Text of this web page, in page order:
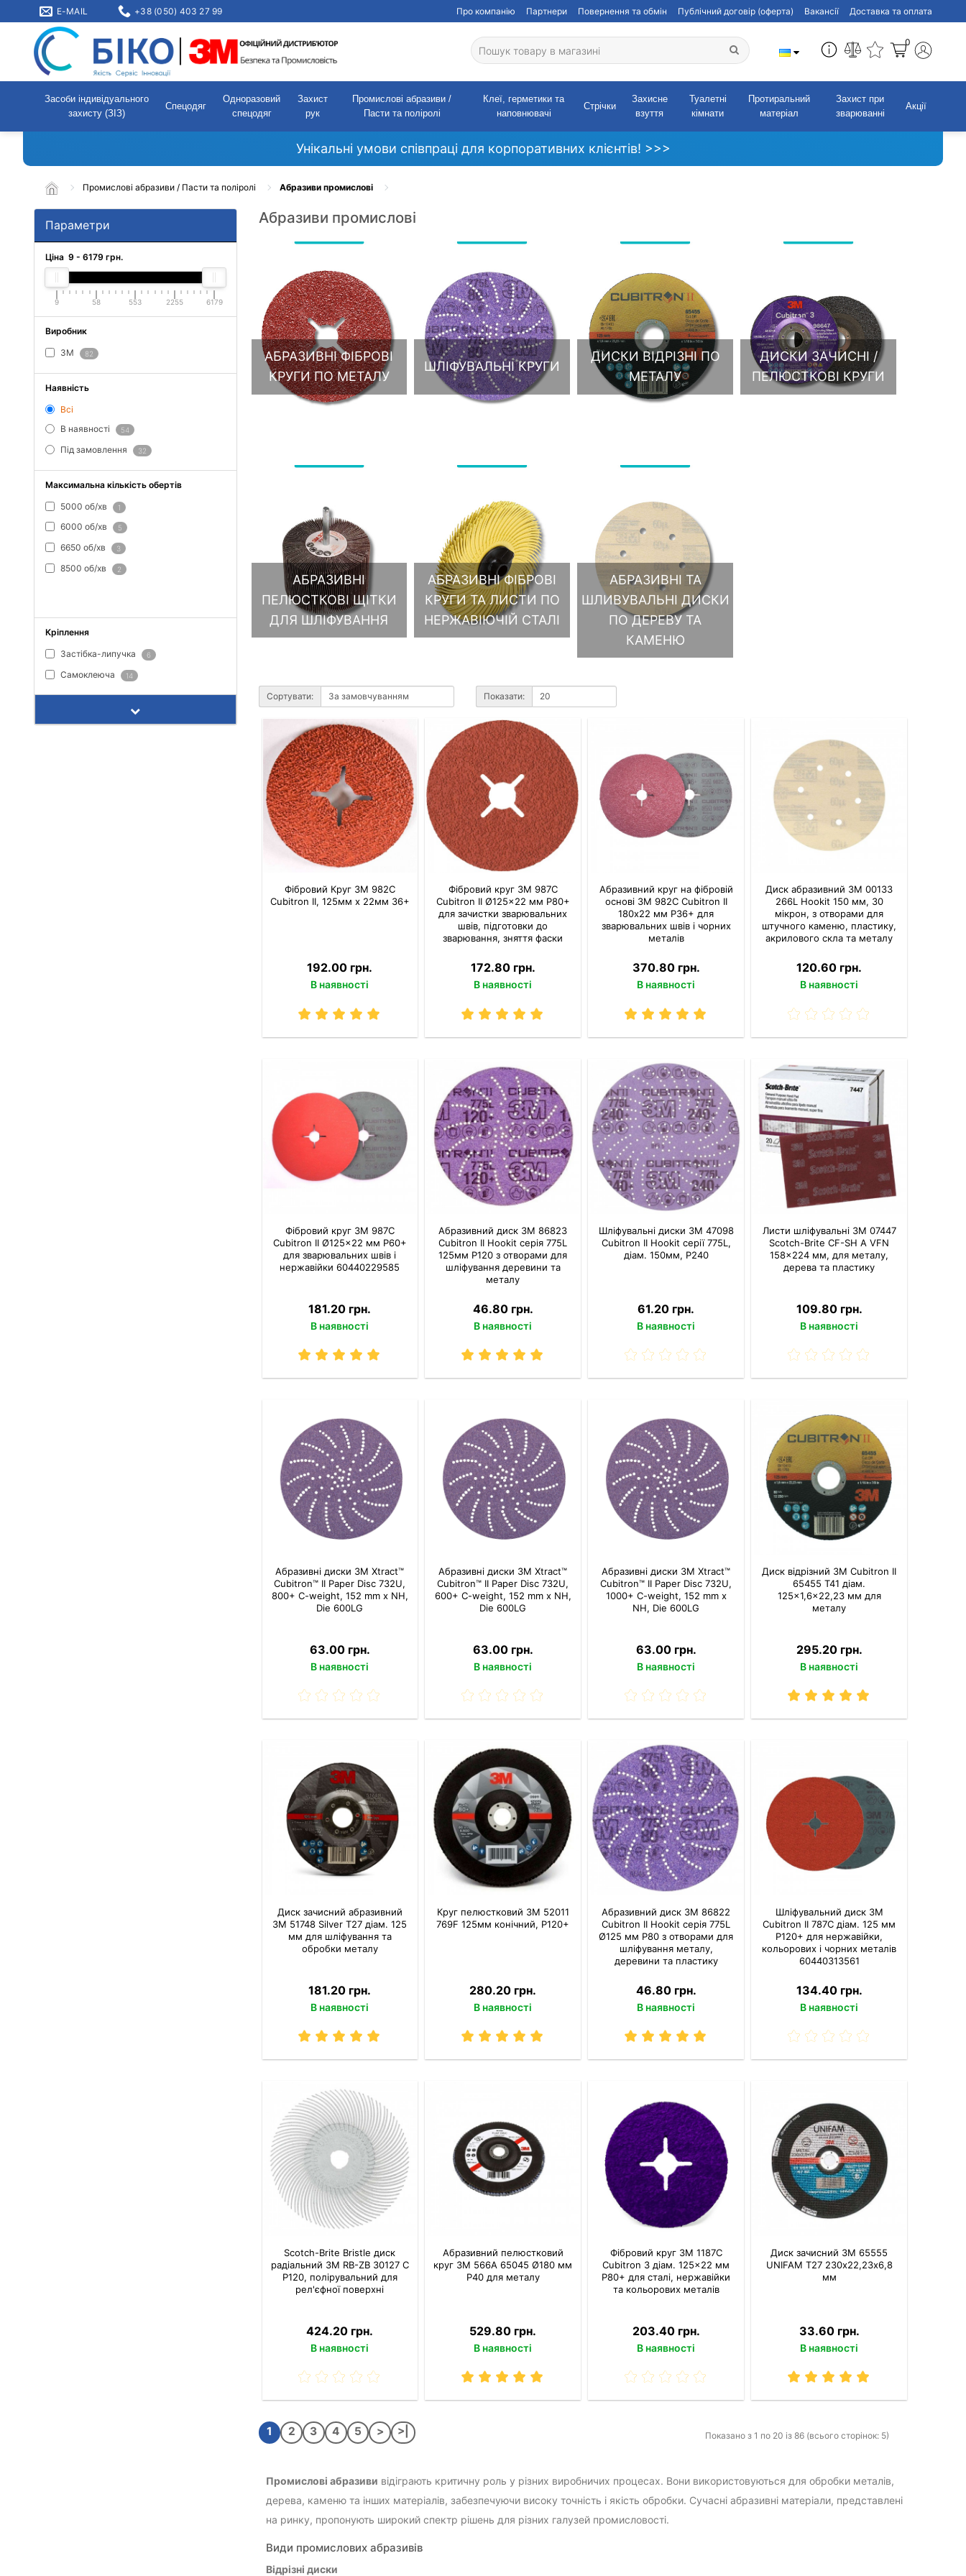
E-MAIL +38 (050) 403 27 99 Про компанію Партнери Повернення та обмін Публічний договір (оферта) Вакансії Доставка та оплата
0
Засоби індивідуального
захисту (ЗІЗ)
Спецодяг
Одноразовий
спецодяг
Захист
рук
Промислові абразиви /
Пасти та поліролі
Клеї, герметики та
наповнювачі
Стрічки
Захисне
взуття
Туалетні
кімнати
Протиральний
матеріал
Захист при
зварюванні
Акції
Унікальні умови співпраці для корпоративних клієнтів! >>>
Промислові абразиви / Пасти та поліролі Абразиви промислові
Параметри
Ціна 9 - 6179 грн.
9 58 553 2255 6179
Виробник
3M 82
Наявність
Всі
В наявності
54
Під замовлення 32
Максимальна кількість обертів
5000 об/хв 1
6000 об/хв 5
6650 об/хв 3
8500 об/хв 2
Кріплення
Застібка-липучка 6
Самоклеюча 14
Абразиви промислові
АБРАЗИВНІ ФІБРОВІ
КРУГИ ПО МЕТАЛУ
ШЛІФУВАЛЬНІ КРУГИ
ДИСКИ ВІДРІЗНІ ПО
МЕТАЛУ
ДИСКИ ЗАЧИСНІ /
ПЕЛЮСТКОВІ КРУГИ
АБРАЗИВНІ
ПЕЛЮСТКОВІ ЩІТКИ
ДЛЯ ШЛІФУВАННЯ
АБРАЗИВНІ ФІБРОВІ
КРУГИ ТА ЛИСТИ ПО
НЕРЖАВІЮЧІЙ СТАЛІ
АБРАЗИВНІ ТА
ШЛИВУВАЛЬНІ ДИСКИ
ПО ДЕРЕВУ ТА
КАМЕНЮ
Сортувати: Показати:
Фібровий Круг 3M 982С
Cubitron II, 125мм х 22мм 36+
192.00 грн.
В наявності
Фібровий круг 3M 987C
Cubitron II Ø125×22 мм P80+
для зачистки зварювальних
швів, підготовки до
зварювання, зняття фаски
172.80 грн.
В наявності
Абразивний круг на фібровій
основі 3M 982C Cubitron II
180х22 мм P36+ для
зварювальних швів і чорних
металів
370.80 грн.
В наявності
Диск абразивний 3M 00133
266L Hookit 150 мм, 30
мікрон, з отворами для
штучного каменю, пластику,
акрилового скла та металу
120.60 грн.
В наявності
Фібровий круг 3M 987C
Cubitron II Ø125×22 мм P60+
для зварювальних швів і
нержавійки 60440229585
181.20 грн.
В наявності
Абразивний диск 3M 86823
Cubitron II Hookit серія 775L
125мм P120 з отворами для
шліфування деревини та
металу
46.80 грн.
В наявності
Шліфувальні диски 3M 47098
Cubitron II Hookit серії 775L,
діам. 150мм, P240
61.20 грн.
В наявності
Листи шліфувальні 3M 07447
Scotch-Brite CF-SH A VFN
158×224 мм, для металу,
дерева та пластику
109.80 грн.
В наявності
Абразивні диски 3M Xtract™
Cubitron™ II Paper Disc 732U,
800+ C-weight, 152 mm x NH,
Die 600LG
63.00 грн.
В наявності
Абразивні диски 3M Xtract™
Cubitron™ II Paper Disc 732U,
600+ C-weight, 152 mm x NH,
Die 600LG
63.00 грн.
В наявності
Абразивні диски 3M Xtract™
Cubitron™ II Paper Disc 732U,
1000+ C-weight, 152 mm x
NH, Die 600LG
63.00 грн.
В наявності
Диск відрізний 3M Cubitron II
65455 T41 діам.
125×1,6×22,23 мм для
металу
295.20 грн.
В наявності
Диск зачисний абразивний
3M 51748 Silver T27 діам. 125
мм для шліфування та
обробки металу
181.20 грн.
В наявності
Круг пелюстковий 3M 52011
769F 125мм конічний, P120+
280.20 грн.
В наявності
Абразивний диск 3M 86822
Cubitron II Hookit серія 775L
Ø125 мм P80 з отворами для
шліфування металу,
деревини та пластику
46.80 грн.
В наявності
Шліфувальний диск 3M
Cubitron II 787C діам. 125 мм
P120+ для нержавійки,
кольорових і чорних металів
60440313561
134.40 грн.
В наявності
Scotch-Brite Bristle диск
радіальний 3M RB-ZB 30127 C
P120, полірувальний для
рел'єфної поверхні
424.20 грн.
В наявності
Абразивний пелюстковий
круг 3M 566A 65045 Ø180 мм
P40 для металу
529.80 грн.
В наявності
Фібровий круг 3M 1187C
Cubitron 3 діам. 125×22 мм
P80+ для сталі, нержавійки
та кольорових металів
203.40 грн.
В наявності
Диск зачисний 3M 65555
UNIFAM T27 230х22,23х6,8
мм
33.60 грн.
В наявності
1 2 3 4 5 > >| Показано з 1 по 20 із 86 (всього сторінок: 5)
Промислові абразиви відіграють критичну роль у різних виробничих процесах. Вони використовуються для обробки металів,
дерева, каменю та інших матеріалів, забезпечуючи високу точність і якість обробки. Сучасні абразивні матеріали, представлені
на ринку, пропонують широкий спектр рішень для різних галузей промисловості.
Види промислових абразивів
Відрізні диски